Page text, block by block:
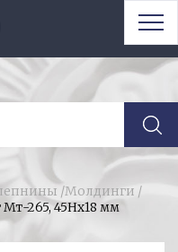
/Молдинги /
265, 45Hx18 мм